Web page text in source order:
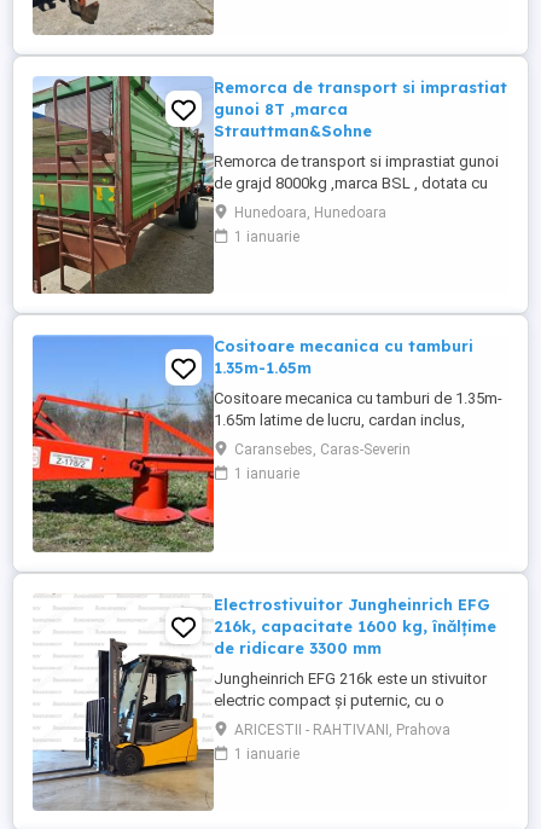
Remorca de transport si imprastiat
gunoi 8T ,marca
Strauttman&Sohne
Remorca de transport si imprastiat gunoi
de grajd 8000kg ,marca BSL , dotata cu
instalatie electrica , cauciucuri noi obloane
din metal , picior de sustinere cu
deschidere hidraulica , sistemul de
Hunedoara, Hunedoara
1 ianuarie
Cositoare mecanica cu tamburi
1.35m-1.65m
Cositoare mecanica cu tamburi de 1.35m-
1.65m latime de lucru, cardan inclus,
prelata, cheie de cutite Transport in toate
judetele
Caransebes, Caras-Severin
1 ianuarie
Electrostivuitor Jungheinrich EFG
216k, capacitate 1600 kg, înălțime
de ridicare 3300 mm
Jungheinrich EFG 216k este un stivuitor
electric compact și puternic, cu o
capacitate de ridicare de 1600 kg, echipat
cu un catarg duplex (ZT) cu înălțime de
ridicare de 3300 mm, fără ridicare liberă,
ARICESTII - RAHTIVANI, Prahova
1 ianuarie